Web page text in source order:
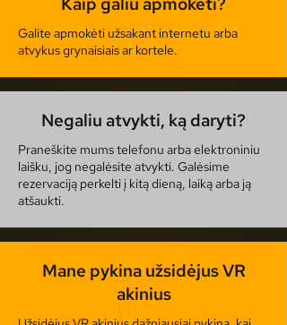
Galite apmokėti užsakant internetu arba
atvykus grynaisiais ar kortele.
Negaliu atvykti, ką daryti?
Praneškite mums telefonu arba elektroniniu
laišku, jog negalėsite atvykti. Galėsime
rezervaciją perkelti į kitą dieną, laiką arba ją
atšaukti.
Mane pykina užsidėjus VR
akinius